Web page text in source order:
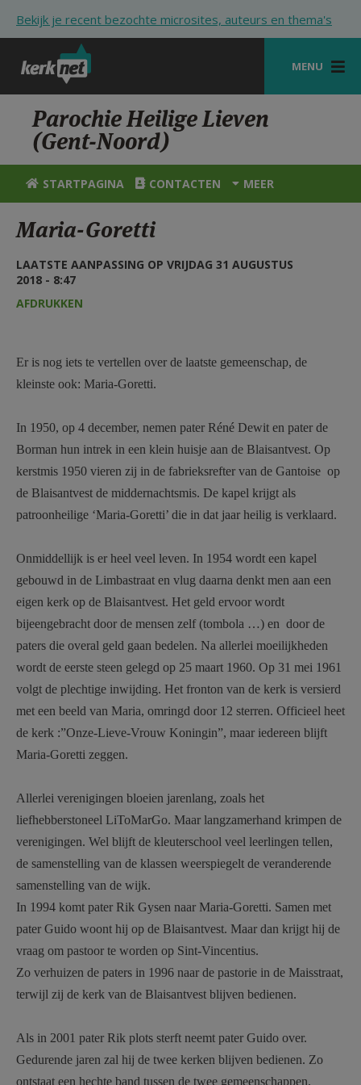
Bekijk je recent bezochte microsites, auteurs en thema's
MENU
STARTPAGINA
KERK
VIERINGEN
HULP
STARTPAGINA PORTAAL
AANMELDEN OF REGISTREREN
Parochie Heilige Lieven
(Gent-Noord)
STARTPAGINA CONTACTEN MEER
Maria-Goretti
LAATSTE AANPASSING OP VRIJDAG 31 AUGUSTUS
2018 - 8:47
AFDRUKKEN
Er is nog iets te vertellen over de laatste gemeenschap, de
kleinste ook: Maria-Goretti.
In 1950, op 4 december, nemen pater Réné Dewit en pater de
Borman hun intrek in een klein huisje aan de Blaisantvest. Op
kerstmis 1950 vieren zij in de fabrieksrefter van de Gantoise op
de Blaisantvest de middernachtsmis. De kapel krijgt als
patroonheilige ‘Maria-Goretti’ die in dat jaar heilig is verklaard.
Onmiddellijk is er heel veel leven. In 1954 wordt een kapel
gebouwd in de Limbastraat en vlug daarna denkt men aan een
eigen kerk op de Blaisantvest. Het geld ervoor wordt
bijeengebracht door de mensen zelf (tombola …) en door de
paters die overal geld gaan bedelen. Na allerlei moeilijkheden
wordt de eerste steen gelegd op 25 maart 1960. Op 31 mei 1961
volgt de plechtige inwijding. Het fronton van de kerk is versierd
met een beeld van Maria, omringd door 12 sterren. Officieel heet
de kerk :”Onze-Lieve-Vrouw Koningin”, maar iedereen blijft
Maria-Goretti zeggen.
Allerlei verenigingen bloeien jarenlang, zoals het
liefhebberstoneel LiToMarGo. Maar langzamerhand krimpen de
verenigingen. Wel blijft de kleuterschool veel leerlingen tellen,
de samenstelling van de klassen weerspiegelt de veranderende
samenstelling van de wijk.
In 1994 komt pater Rik Gysen naar Maria-Goretti. Samen met
pater Guido woont hij op de Blaisantvest. Maar dan krijgt hij de
vraag om pastoor te worden op Sint-Vincentius.
Zo verhuizen de paters in 1996 naar de pastorie in de Maisstraat,
terwijl zij de kerk van de Blaisantvest blijven bedienen.
Als in 2001 pater Rik plots sterft neemt pater Guido over.
Gedurende jaren zal hij de twee kerken blijven bedienen. Zo
ontstaat een hechte band tussen de twee gemeenschappen.